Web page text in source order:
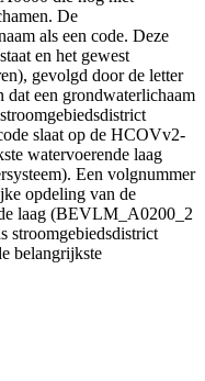
De
als een code. Deze
en het gewest
gevolgd door de letter
een grondwaterlichaam
slaat op de HCOVv2-
watervoerende laag
Een volgnummer
opdeling van de
laag (BEVLM_A0200_2
stroomgebiedsdistrict
belangrijkste